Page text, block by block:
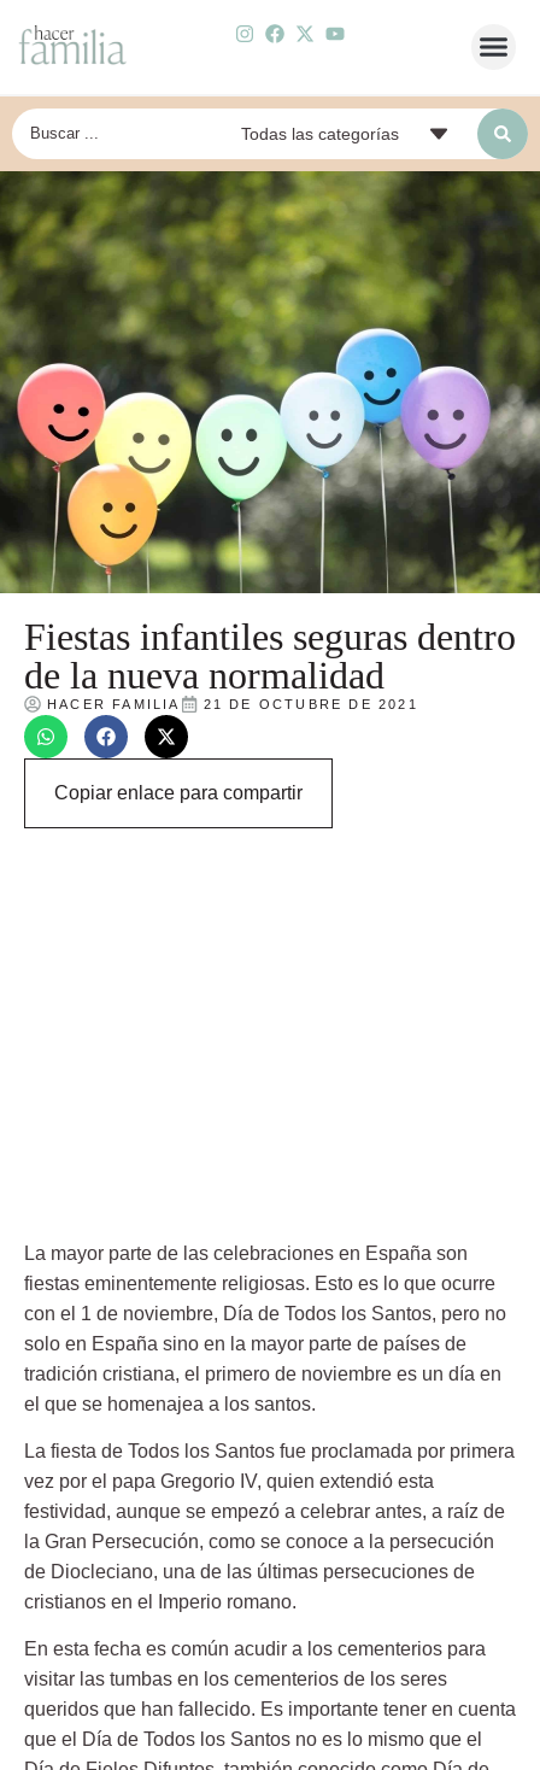
Fiestas infantiles seguras dentro
de la nueva normalidad
HACER FAMILIA 21 DE OCTUBRE DE 2021
Copiar enlace para compartir
La mayor parte de las celebraciones en España son
fiestas eminentemente religiosas. Esto es lo que ocurre
con el 1 de noviembre, Día de Todos los Santos, pero no
solo en España sino en la mayor parte de países de
tradición cristiana, el primero de noviembre es un día en
el que se homenajea a los santos.
La fiesta de Todos los Santos fue proclamada por primera
vez por el papa Gregorio IV, quien extendió esta
festividad, aunque se empezó a celebrar antes, a raíz de
la Gran Persecución, como se conoce a la persecución
de Diocleciano, una de las últimas persecuciones de
cristianos en el Imperio romano.
En esta fecha es común acudir a los cementerios para
visitar las tumbas en los cementerios de los seres
queridos que han fallecido. Es importante tener en cuenta
que el Día de Todos los Santos no es lo mismo que el